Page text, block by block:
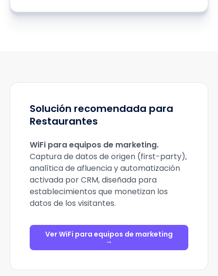
Solución recomendada para
Restaurantes
WiFi para equipos de marketing.
Captura de datos de origen (first-party),
analítica de afluencia y automatización
activada por CRM, diseñada para
establecimientos que monetizan los
datos de los visitantes.
Ver WiFi para equipos de marketing
→